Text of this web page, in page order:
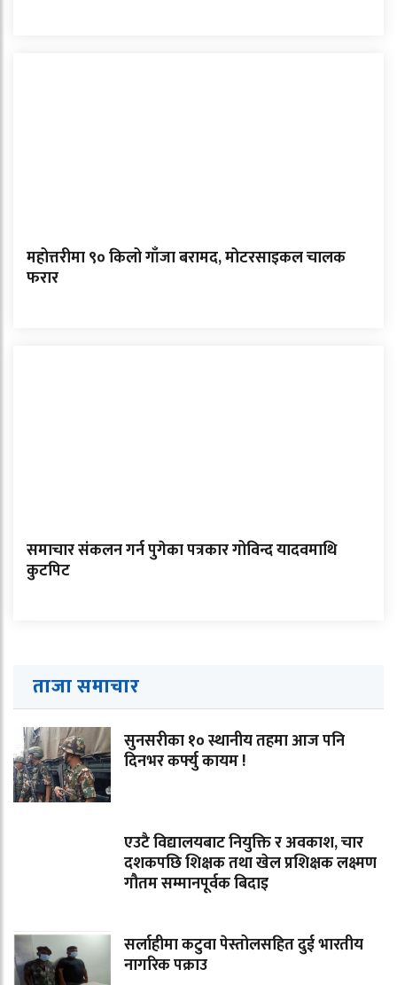
महोत्तरीमा ९० किलो गाँजा बरामद, मोटरसाइकल चालक
फरार
समाचार संकलन गर्न पुगेका पत्रकार गोविन्द यादवमाथि
कुटपिट
ताजा समाचार
सुनसरीका १० स्थानीय तहमा आज पनि
दिनभर कर्फ्यु कायम !
एउटै विद्यालयबाट नियुक्ति र अवकाश, चार
दशकपछि शिक्षक तथा खेल प्रशिक्षक लक्ष्मण
गौतम सम्मानपूर्वक बिदाइ
सर्लाहीमा कटुवा पेस्तोलसहित दुई भारतीय
नागरिक पक्राउ